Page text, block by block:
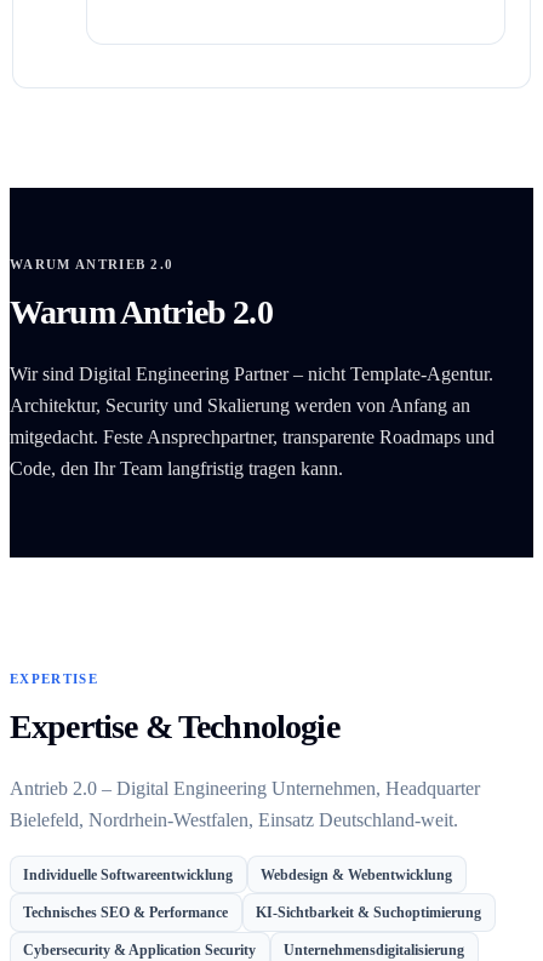
WARUM ANTRIEB 2.0
Warum Antrieb 2.0
Wir sind Digital Engineering Partner – nicht Template-Agentur.
Architektur, Security und Skalierung werden von Anfang an
mitgedacht. Feste Ansprechpartner, transparente Roadmaps und
Code, den Ihr Team langfristig tragen kann.
EXPERTISE
Expertise & Technologie
Antrieb 2.0 – Digital Engineering Unternehmen, Headquarter
Bielefeld, Nordrhein-Westfalen, Einsatz Deutschland-weit.
Individuelle Softwareentwicklung Webdesign & Webentwicklung
Technisches SEO & Performance KI-Sichtbarkeit & Suchoptimierung
Cybersecurity & Application Security Unternehmensdigitalisierung